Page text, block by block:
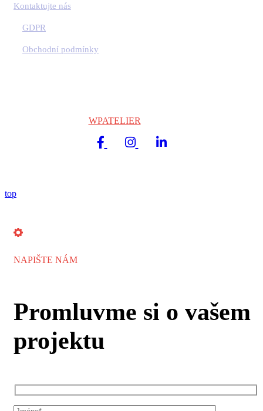
Kontaktujte nás
GDPR
Obchodní podmínky
WPATELIER
top
NAPIŠTE NÁM
Promluvme si o vašem
projektu